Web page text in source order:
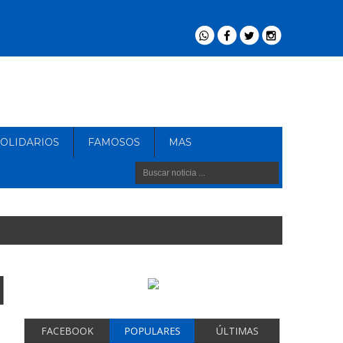
FAMOSOS MAS
FACEBOOK POPULARES ÚLTIMAS